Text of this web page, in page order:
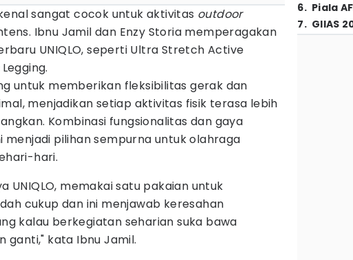
sangat cocok untuk aktivitas outdoor
Ibnu Jamil dan Enzy Storia memperagakan
UNIQLO, seperti Ultra Stretch Active
untuk memberikan fleksibilitas gerak dan
menjadikan setiap aktivitas fisik terasa lebih
Kombinasi fungsionalitas dan gaya
menjadi pilihan sempurna untuk olahraga
hari.
UNIQLO, memakai satu pakaian untuk
cukup dan ini menjawab keresahan
kalau berkegiatan seharian suka bawa
ganti," kata Ibnu Jamil.
6. Piala
7. GIIAS